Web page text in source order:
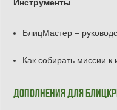
Инструменты
БлицМастер –
Как собирать миссии к
Дополнения для